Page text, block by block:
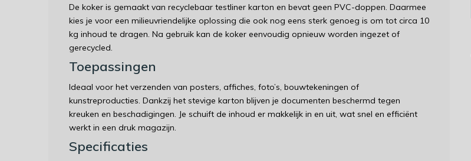
De koker is gemaakt van recyclebaar testliner karton en bevat geen PVC-doppen. Daarmee
kies je voor een milieuvriendelijke oplossing die ook nog eens sterk genoeg is om tot circa 10
kg inhoud te dragen. Na gebruik kan de koker eenvoudig opnieuw worden ingezet of
gerecycled.
Toepassingen
Ideaal voor het verzenden van posters, affiches, foto’s, bouwtekeningen of
kunstreproducties. Dankzij het stevige karton blijven je documenten beschermd tegen
kreuken en beschadigingen. Je schuift de inhoud er makkelijk in en uit, wat snel en efficiënt
werkt in een druk magazijn.
Specificaties